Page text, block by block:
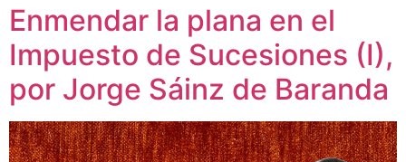
Team
Enmendar la plana en el
Impuesto de Sucesiones (I),
por Jorge Sáinz de Baranda